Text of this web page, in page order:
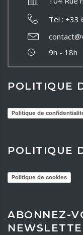
Tel : +33
9h - 18h
POLITIQUE
Politique de
POLITIQUE
Politique de cookies
ABONNEZ-